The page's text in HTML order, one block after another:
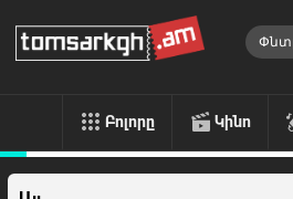
Բոլորը Կինո